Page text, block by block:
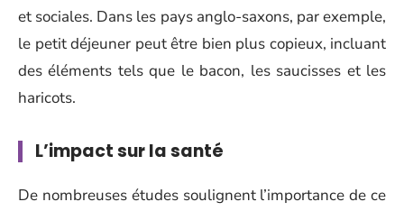
et sociales. Dans les pays anglo-saxons, par exemple,
le petit déjeuner peut être bien plus copieux, incluant
des éléments tels que le bacon, les saucisses et les
haricots.
L’impact sur la santé
De nombreuses études soulignent l’importance de ce